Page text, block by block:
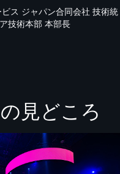
ス ジャパン合同会社 技術統
技術本部 本部長
見どころ